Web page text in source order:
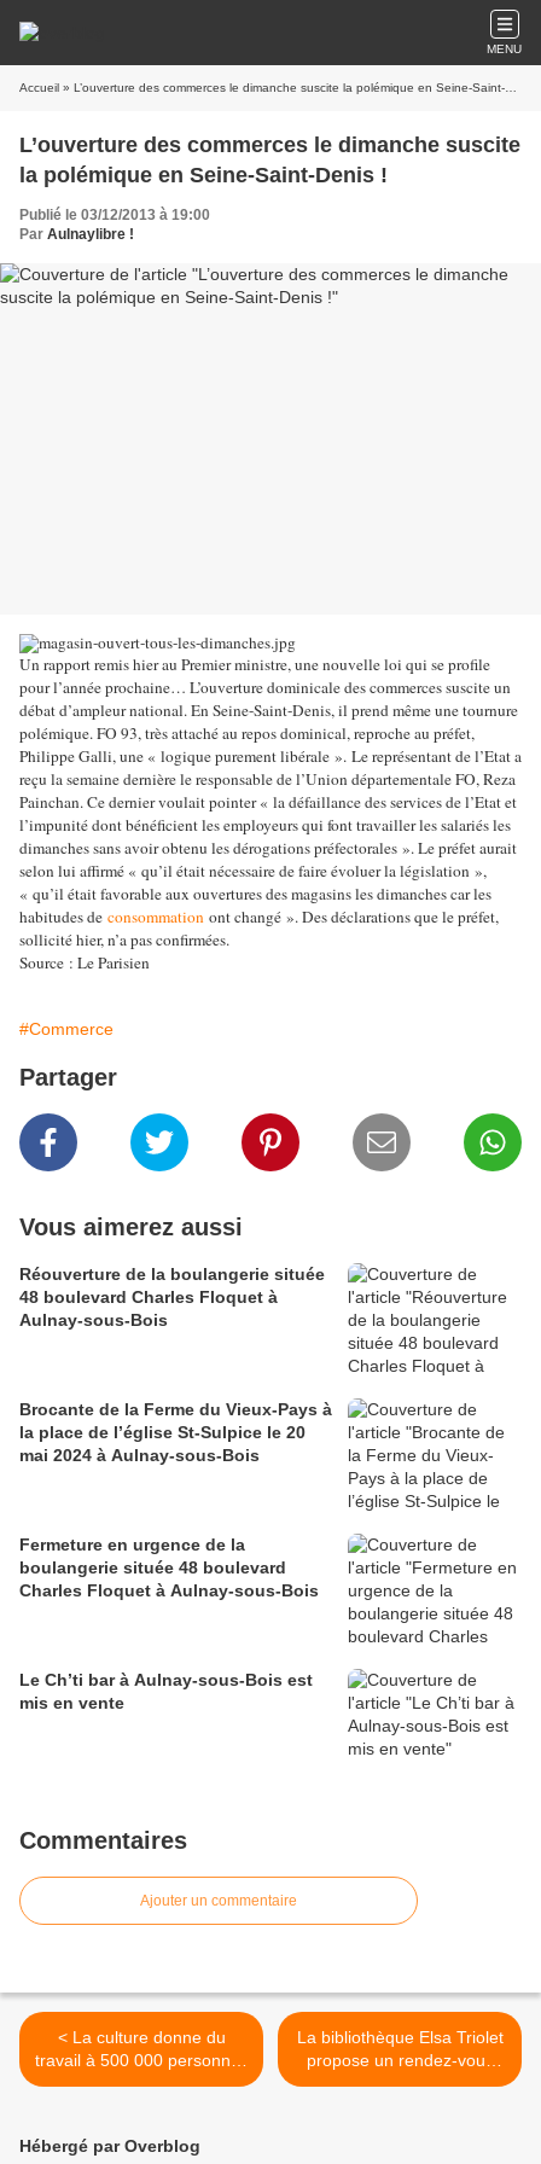
MENU
Accueil » L’ouverture des commerces le dimanche suscite la polémique en Seine-Saint-Denis !
L’ouverture des commerces le dimanche suscite
la polémique en Seine-Saint-Denis !
Publié le 03/12/2013 à 19:00
Par Aulnaylibre !
Un rapport remis hier au Premier ministre, une nouvelle loi qui se profile
pour l’année prochaine… L’ouverture dominicale des commerces suscite un
débat d’ampleur national. En Seine-Saint-Denis, il prend même une tournure
polémique. FO 93, très attaché au repos dominical, reproche au préfet,
Philippe Galli, une « logique purement libérale ». Le représentant de l’Etat a
reçu la semaine dernière le responsable de l’Union départementale FO, Reza
Painchan. Ce dernier voulait pointer « la défaillance des services de l’Etat et
l’impunité dont bénéficient les employeurs qui font travailler les salariés les
dimanches sans avoir obtenu les dérogations préfectorales ». Le préfet aurait
selon lui affirmé « qu’il était nécessaire de faire évoluer la législation »,
« qu’il était favorable aux ouvertures des magasins les dimanches car les
habitudes de consommation ont changé ». Des déclarations que le préfet,
sollicité hier, n’a pas confirmées.
Source : Le Parisien
#Commerce
Partager
Vous aimerez aussi
Réouverture de la boulangerie située
48 boulevard Charles Floquet à
Aulnay-sous-Bois
Brocante de la Ferme du Vieux-Pays à
la place de l’église St-Sulpice le 20
mai 2024 à Aulnay-sous-Bois
Fermeture en urgence de la
boulangerie située 48 boulevard
Charles Floquet à Aulnay-sous-Bois
Le Ch’ti bar à Aulnay-sous-Bois est
mis en vente
Commentaires
Ajouter un commentaire
< La culture donne du
travail à 500 000 personnes
en Ile-de-France !
La bibliothèque Elsa Triolet
propose un rendez-vous
multimédia pour les enfants
Hébergé par Overblog